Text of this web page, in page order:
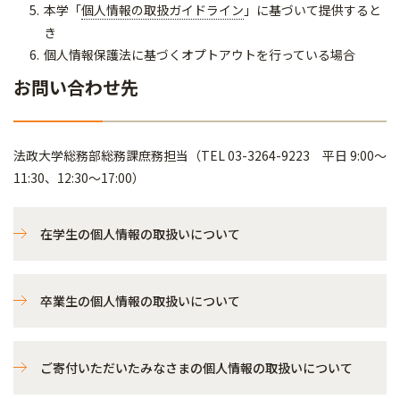
本学「個人情報の取扱ガイドライン 」に基づいて提供すると
き
個人情報保護法に基づくオプトアウトを行っている場合
お問い合わせ先
法政大学総務部総務課庶務担当（TEL 03-3264-9223 平日 9:00～
11:30、12:30～17:00）
在学生の個人情報の取扱いについて
卒業生の個人情報の取扱いについて
ご寄付いただいたみなさまの個人情報の取扱いについて